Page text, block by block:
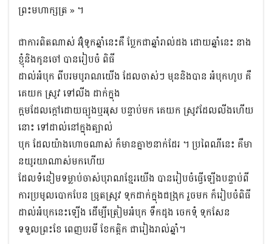
ព្រះមហាក្សត្រ » ។
ជាការពិតណាស់ អ៊ុំទូកឆ្នាំនេះគឺ​ ប្លែកជាឆ្នាំរាល់ដង ដោយឆ្នាំនេះ នាង
ខ្ញុំនិង​កូនចៅ បានរៀបចំ ពិធី
ដាល់អំបុក ពីបរមបូរាណយើង ដែលចាស់ៗ មុននិងបាន អំបុកហូប គឺ
គេយក ស្រូវ ទៅលីង ដាក់ក្នុង
ក្អមដែលក្តៅដោយធ្យូងឬអុស បន្ទាប់មក គេយក ស្រូវដែលលីងហើយ
នោះ ទៅដាល់នៅក្នុងត្បាល់
បុក ដែលយ៉ាងហោចណាស់ ក៏មានគ្នា២នាក់ដែរ ។ ប្រពៃណីនេះ គឺមា
នយូរយាណាស់មកហើយ
ដែលទំនៀមទម្លាប់ចាស់បុរាណខ្មែរយើង បានរៀបចំធ្វើឡើងបន្ទាប់ពី
ការប្រមូលបោកបែន ច្រូតស្រូវ ទុកដាក់ក្នុងជង្រុក រួចមក ក៏រៀបចំពិធី
ដាល់អំបុកនេះឡើង ដើម្បីត្រៀមអំបុក ទឹកដូង ចេកទុំ ទុកសែន
ទទួលព្រះខែ ពេញបរមី ខែកត្តិក ជារៀងរាល់ឆ្នាំ។